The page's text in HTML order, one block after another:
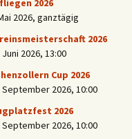
2026
2026, ganztägig
2026
Juni 2026, 13:00
Cup 2026
September 2026, 10:00
2026
September 2026, 10:00